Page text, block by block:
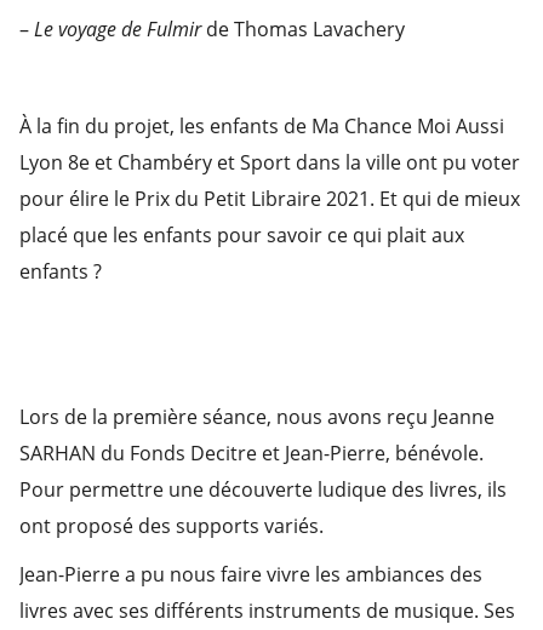
–Le voyage de Fulmirde Thomas Lavachery
À la fin du projet, les enfants de Ma Chance Moi Aussi
Lyon 8e et Chambéry et Sport dans la ville ont pu voter
pour élire le Prix du Petit Libraire 2021. Et qui de mieux
placé que les enfants pour savoir ce qui plait aux
enfants ?
Lors de la première séance, nous avons reçu Jeanne
SARHAN du Fonds Decitre et Jean-Pierre, bénévole.
Pour permettre une découverte ludique des livres, ils
ont proposé des supports variés.
Jean-Pierre a pu nous faire vivre les ambiances des
livres avec ses différents instruments de musique. Ses